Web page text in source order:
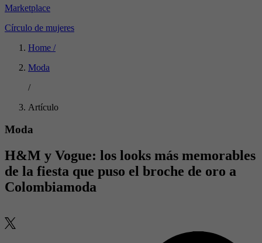
Marketplace
Círculo de mujeres
Home /
Moda
/
Artículo
Moda
H&M y Vogue: los looks más memorables
de la fiesta que puso el broche de oro a
Colombiamoda